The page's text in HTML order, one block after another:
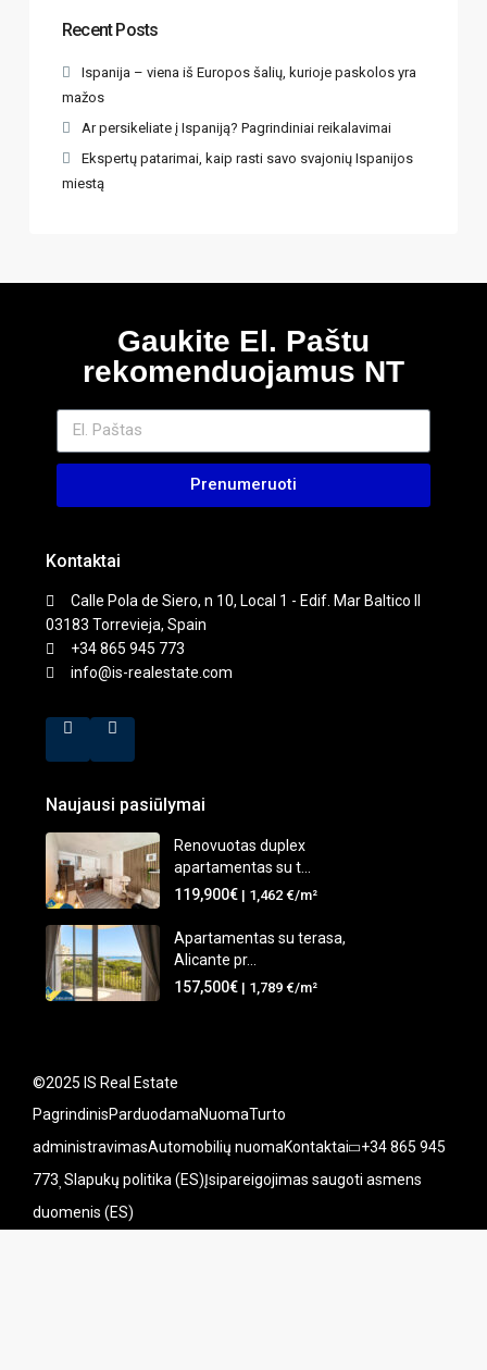
Recent Posts
Ispanija – viena iš Europos šalių, kurioje paskolos yra
mažos
Ar persikeliate į Ispaniją? Pagrindiniai reikalavimai
Ekspertų patarimai, kaip rasti savo svajonių Ispanijos
miestą
Gaukite El. Paštu
rekomenduojamus NT
Prenumeruoti
Kontaktai
Calle Pola de Siero, n 10, Local 1 - Edif. Mar Baltico II
03183 Torrevieja, Spain
+34 865 945 773
info@is-realestate.com
Naujausi pasiūlymai
Renovuotas duplex
apartamentas su t...
119,900€ | 1,462 €/m²
Apartamentas su terasa,
Alicante pr...
157,500€ | 1,789 €/m²
©2025 IS Real Estate
PagrindinisParduodamaNuomaTurto
administravimasAutomobilių nuomaKontaktai +34 865 945
773 Slapukų politika (ES)Įsipareigojimas saugoti asmens
duomenis (ES)